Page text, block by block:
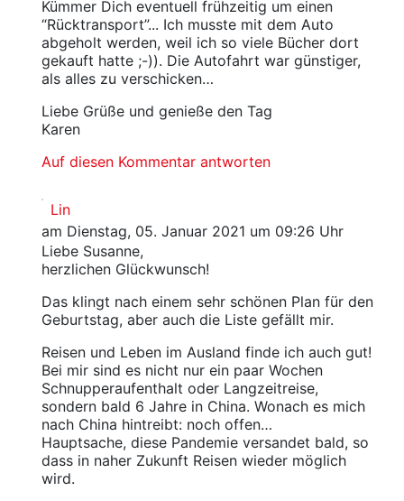
Kümmer Dich eventuell frühzeitig um einen
“Rücktransport”... Ich musste mit dem Auto
abgeholt werden, weil ich so viele Bücher dort
gekauft hatte ;-)). Die Autofahrt war günstiger,
als alles zu verschicken…
Liebe Grüße und genieße den Tag
Karen
Auf diesen Kommentar antworten
Lin
am Dienstag, 05. Januar 2021 um 09:26 Uhr
Liebe Susanne,
herzlichen Glückwunsch!
Das klingt nach einem sehr schönen Plan für den
Geburtstag, aber auch die Liste gefällt mir.
Reisen und Leben im Ausland finde ich auch gut!
Bei mir sind es nicht nur ein paar Wochen
Schnupperaufenthalt oder Langzeitreise,
sondern bald 6 Jahre in China. Wonach es mich
nach China hintreibt: noch offen…
Hauptsache, diese Pandemie versandet bald, so
dass in naher Zukunft Reisen wieder möglich
wird.